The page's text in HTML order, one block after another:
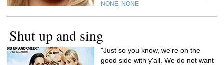
NONE NONE
Shut up and sing
"Just so you know, we're on the
good side with y'all. We do not want